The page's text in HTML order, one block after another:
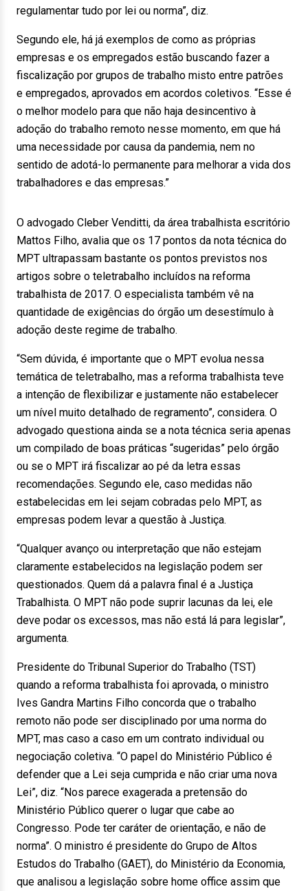
regulamentar tudo por lei ou norma”, diz.
Segundo ele, há já exemplos de como as próprias
empresas e os empregados estão buscando fazer a
fiscalização por grupos de trabalho misto entre patrões
e empregados, aprovados em acordos coletivos. “Esse é
o melhor modelo para que não haja desincentivo à
adoção do trabalho remoto nesse momento, em que há
uma necessidade por causa da pandemia, nem no
sentido de adotá-lo permanente para melhorar a vida dos
trabalhadores e das empresas.”
O advogado Cleber Venditti, da área trabalhista escritório
Mattos Filho, avalia que os 17 pontos da nota técnica do
MPT ultrapassam bastante os pontos previstos nos
artigos sobre o teletrabalho incluídos na reforma
trabalhista de 2017. O especialista também vê na
quantidade de exigências do órgão um desestímulo à
adoção deste regime de trabalho.
“Sem dúvida, é importante que o MPT evolua nessa
temática de teletrabalho, mas a reforma trabalhista teve
a intenção de flexibilizar e justamente não estabelecer
um nível muito detalhado de regramento”, considera. O
advogado questiona ainda se a nota técnica seria apenas
um compilado de boas práticas “sugeridas” pelo órgão
ou se o MPT irá fiscalizar ao pé da letra essas
recomendações. Segundo ele, caso medidas não
estabelecidas em lei sejam cobradas pelo MPT, as
empresas podem levar a questão à Justiça.
“Qualquer avanço ou interpretação que não estejam
claramente estabelecidos na legislação podem ser
questionados. Quem dá a palavra final é a Justiça
Trabalhista. O MPT não pode suprir lacunas da lei, ele
deve podar os excessos, mas não está lá para legislar”,
argumenta.
Presidente do Tribunal Superior do Trabalho (TST)
quando a reforma trabalhista foi aprovada, o ministro
Ives Gandra Martins Filho concorda que o trabalho
remoto não pode ser disciplinado por uma norma do
MPT, mas caso a caso em um contrato individual ou
negociação coletiva. “O papel do Ministério Público é
defender que a Lei seja cumprida e não criar uma nova
Lei”, diz. “Nos parece exagerada a pretensão do
Ministério Público querer o lugar que cabe ao
Congresso. Pode ter caráter de orientação, e não de
norma”. O ministro é presidente do Grupo de Altos
Estudos do Trabalho (GAET), do Ministério da Economia,
que analisou a legislação sobre home office assim que